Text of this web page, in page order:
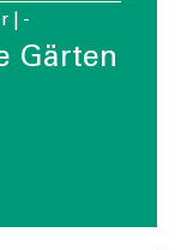
| -
Gärten